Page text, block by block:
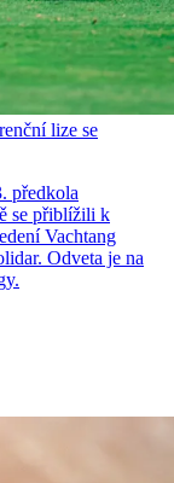
lize se
předkola
se přiblížili k
Vachtang
Odveta je na